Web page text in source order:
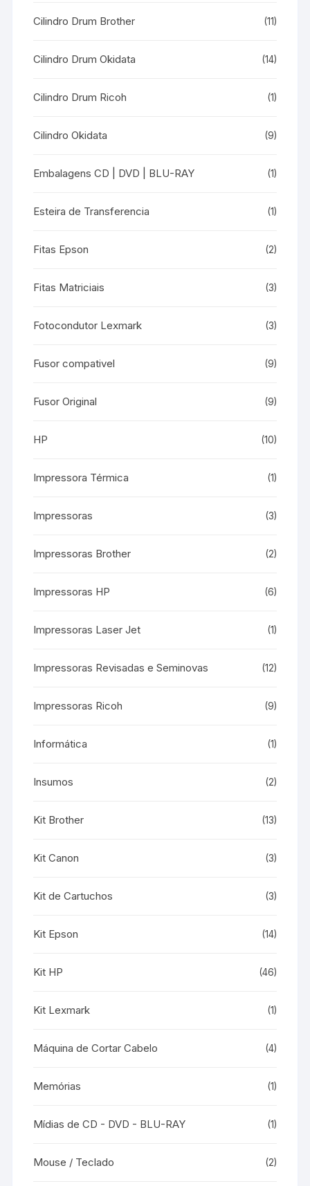
Cilindro Drum Brother (11)
Cilindro Drum Okidata (14)
Cilindro Drum Ricoh (1)
Cilindro Okidata (9)
Embalagens CD | DVD | BLU-RAY (1)
Esteira de Transferencia (1)
Fitas Epson (2)
Fitas Matriciais (3)
Fotocondutor Lexmark (3)
Fusor compativel (9)
Fusor Original (9)
HP (10)
Impressora Térmica (1)
Impressoras (3)
Impressoras Brother (2)
Impressoras HP (6)
Impressoras Laser Jet (1)
Impressoras Revisadas e Seminovas (12)
Impressoras Ricoh (9)
Informática (1)
Insumos (2)
Kit Brother (13)
Kit Canon (3)
Kit de Cartuchos (3)
Kit Epson (14)
Kit HP (46)
Kit Lexmark (1)
Máquina de Cortar Cabelo (4)
Memórias (1)
Mídias de CD - DVD - BLU-RAY (1)
Mouse / Teclado (2)